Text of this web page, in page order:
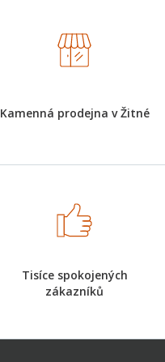
Kamenná prodejna v Žitné
Tisíce spokojených
zákazníků